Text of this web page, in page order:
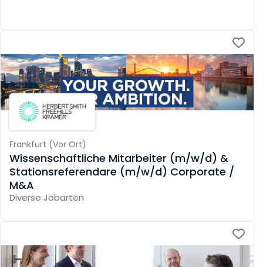
Frankfurt (Vor Ort)
Wissenschaftliche Mitarbeiter (m/w/d) &
Stationsreferendare (m/w/d) Corporate /
M&A
Diverse Jobarten